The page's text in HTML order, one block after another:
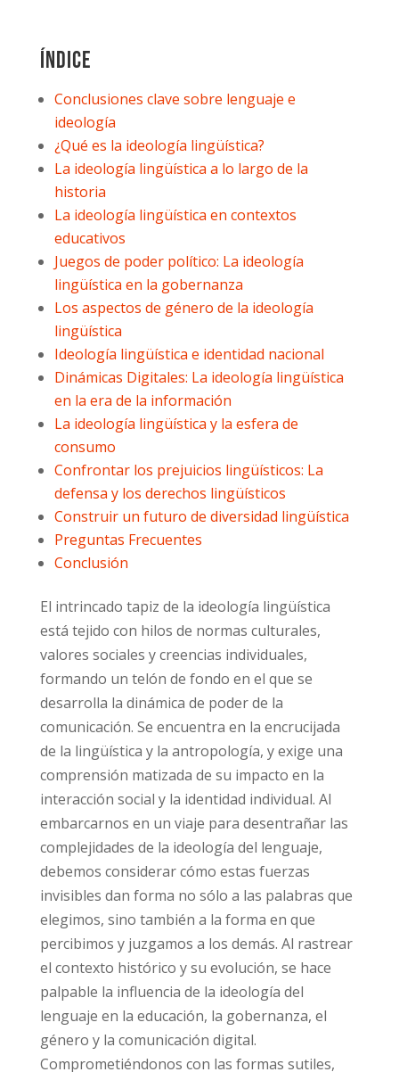
Índice
Conclusiones clave sobre lenguaje e
ideología
¿Qué es la ideología lingüística?
La ideología lingüística a lo largo de la
historia
La ideología lingüística en contextos
educativos
Juegos de poder político: La ideología
lingüística en la gobernanza
Los aspectos de género de la ideología
lingüística
Ideología lingüística e identidad nacional
Dinámicas Digitales: La ideología lingüística
en la era de la información
La ideología lingüística y la esfera de
consumo
Confrontar los prejuicios lingüísticos: La
defensa y los derechos lingüísticos
Construir un futuro de diversidad lingüística
Preguntas Frecuentes
Conclusión
El intrincado tapiz de la ideología lingüística
está tejido con hilos de normas culturales,
valores sociales y creencias individuales,
formando un telón de fondo en el que se
desarrolla la dinámica de poder de la
comunicación. Se encuentra en la encrucijada
de la lingüística y la antropología, y exige una
comprensión matizada de su impacto en la
interacción social y la identidad individual. Al
embarcarnos en un viaje para desentrañar las
complejidades de la ideología del lenguaje,
debemos considerar cómo estas fuerzas
invisibles dan forma no sólo a las palabras que
elegimos, sino también a la forma en que
percibimos y juzgamos a los demás. Al rastrear
el contexto histórico y su evolución, se hace
palpable la influencia de la ideología del
lenguaje en la educación, la gobernanza, el
género y la comunicación digital.
Comprometiéndonos con las formas sutiles,